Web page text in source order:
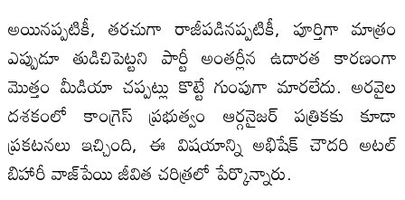
అయినప్పటికీ, తరచుగా రాజీపడినప్పటికీ, పూర్తిగా మాత్రం
ఎప్పుడూ తుడిచిపెట్టని పార్టీ అంతర్లీన ఉదారత కారణంగా
మొత్తం మీడియా చప్పట్లు కొట్టే గుంపుగా మారలేదు. అరవైల
దశకంలో కాంగ్రెస్ ప్రభుత్వం ఆర్గనైజర్ పత్రికకు కూడా
ప్రకటనలు ఇచ్చింది, ఈ విషయాన్ని అభిషేక్ చౌదరి అటల్
బిహారీ వాజ్‌పేయి జీవిత చరిత్రలో పేర్కొన్నారు.